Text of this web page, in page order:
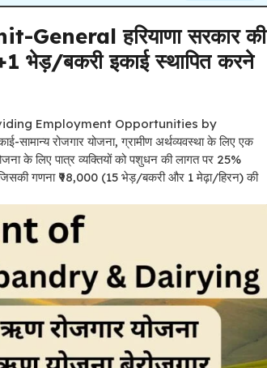
हरियाणा सरकार की
भेड़/बकरी इकाई स्थापित करने
Employment Opportunities by
सामान्य रोजगार योजना, ग्रामीण अर्थव्यवस्था के लिए एक
के लिए पात्र व्यक्तियों को पशुधन की लागत पर 25%
जिसकी गणना ₹98,000 (15 भेड़/बकरी और 1 मेढ़ा/हिरन) की